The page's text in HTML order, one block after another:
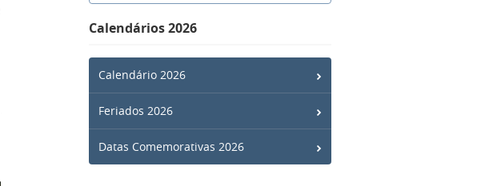
Calendários 2026
Calendário 2026
Feriados 2026
Datas Comemorativas 2026